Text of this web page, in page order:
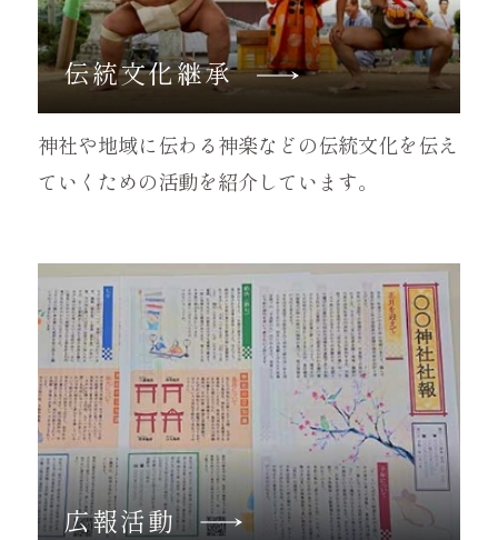
伝統文化継承
神社や地域に伝わる神楽などの伝統文化を伝え
ていくための活動を紹介しています。
広報活動